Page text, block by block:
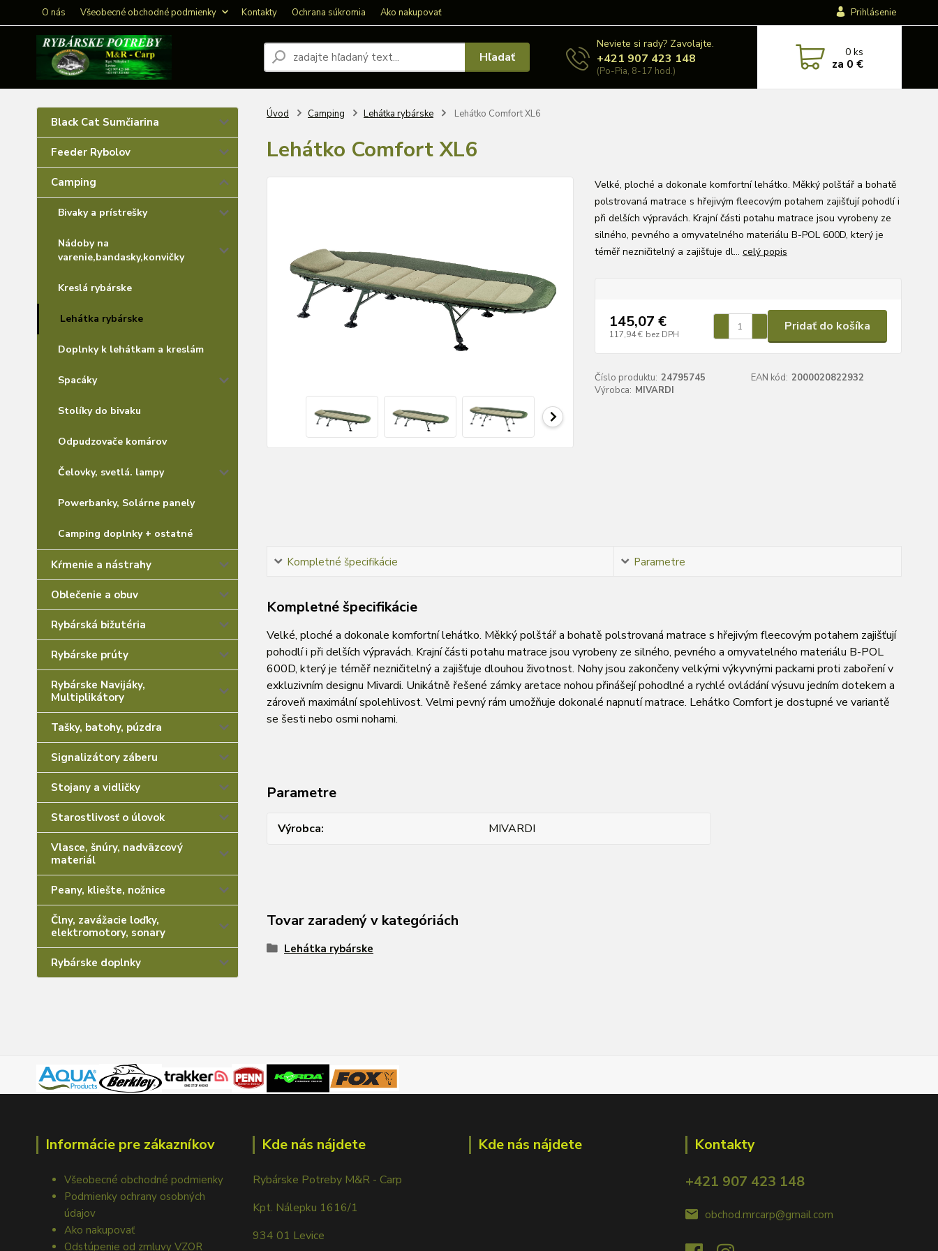
O nás Všeobecné obchodné podmienky Kontakty Ochrana súkromia Ako nakupovať Prihlásenie
Hľadať
Neviete si rady? Zavolajte.
+421 907 423 148
(Po-Pia, 8-17 hod.)
0ks
za 0 €
Black Cat Sumčiarina
Feeder Rybolov
Camping
Bivaky a prístrešky
Nádoby na
varenie,bandasky,konvičky
Kreslá rybárske
Lehátka rybárske
Doplnky k lehátkam a kreslám
Spacáky
Stolíky do bivaku
Odpudzovače komárov
Čelovky, svetlá. lampy
Powerbanky, Solárne panely
Camping doplnky + ostatné
Kŕmenie a nástrahy
Oblečenie a obuv
Rybárská bižutéria
Rybárske prúty
Rybárske Navijáky,
Multiplikátory
Tašky, batohy, púzdra
Signalizátory záberu
Stojany a vidličky
Starostlivosť o úlovok
Vlasce, šnúry, nadväzcový
materiál
Peany, kliešte, nožnice
Člny, zavážacie loďky,
elektromotory, sonary
Rybárske doplnky
Úvod Camping Lehátka rybárske Lehátko Comfort XL6
Lehátko Comfort XL6
Velké, ploché a dokonale komfortní lehátko. Měkký polštář a bohatě
polstrovaná matrace s hřejivým fleecovým potahem zajišťují pohodlí i
při delších výpravách. Krajní části potahu matrace jsou vyrobeny ze
silného, pevného a omyvatelného materiálu B-POL 600D, který je
téměř nezničitelný a zajišťuje dl... celý popis
145,07 €
117,94 € bez DPH
Pridať do košíka
Číslo produktu: 24795745 EAN kód: 2000020822932
Výrobca: MIVARDI
Kompletné špecifikácie Parametre
Kompletné špecifikácie
Velké, ploché a dokonale komfortní lehátko. Měkký polštář a bohatě polstrovaná matrace s hřejivým fleecovým potahem zajišťují
pohodlí i při delších výpravách. Krajní části potahu matrace jsou vyrobeny ze silného, pevného a omyvatelného materiálu B-POL
600D, který je téměř nezničitelný a zajišťuje dlouhou životnost. Nohy jsou zakončeny velkými výkyvnými packami proti zaboření v
exkluzivním designu Mivardi. Unikátně řešené zámky aretace nohou přinášejí pohodlné a rychlé ovládání výsuvu jedním dotekem a
zároveň maximální spolehlivost. Velmi pevný rám umožňuje dokonalé napnutí matrace. Lehátko Comfort je dostupné ve variantě
se šesti nebo osmi nohami.
Parametre
Výrobca MIVARDI
Tovar zaradený v kategóriách
Lehátka rybárske
Informácie pre zákazníkov
Všeobecné obchodné podmienky
Podmienky ochrany osobných
údajov
Ako nakupovať
Odstúpenie od zmluvy VZOR
Kde nás nájdete
Rybárske Potreby M&R - Carp
Kpt. Nálepku 1616/1
934 01 Levice
Kde nás nájdete
Kontakty
+421 907 423 148
obchod.mrcarp@gmail.com